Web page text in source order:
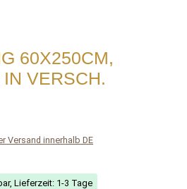
60X250CM,
VERSCH.
Versand innerhalb DE
von 4.2 von 5 Sternen
Lieferzeit: 1-3 Tage